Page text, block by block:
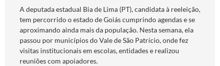
A deputada estadual Bia de Lima (PT), candidata à reeleição,
tem percorrido o estado de Goiás cumprindo agendas e se
aproximando ainda mais da população. Nesta semana, ela
passou por municípios do Vale de São Patrício, onde fez
visitas institucionais em escolas, entidades e realizou
reuniões com apoiadores.